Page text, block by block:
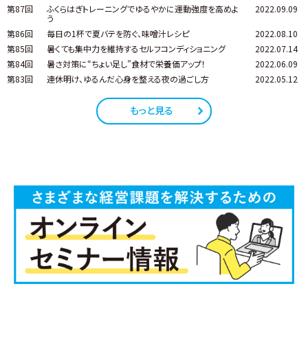
第87回
ふくらはぎトレーニングでゆるやかに運動強度を高めよ
う
2022.09.09
第86回 毎日の1杯で夏バテを防ぐ、味噌汁レシピ
2022.08.10
第85回
暑くても集中力を維持するセルフコンディショニング
2022.07.14
第84回
暑さ対策に“ちょい足し”食材で栄養価アップ！
2022.06.09
第83回
連休明け、ゆるんだ心身を整える夜の過ごし方 2022.05.12
もっと見る